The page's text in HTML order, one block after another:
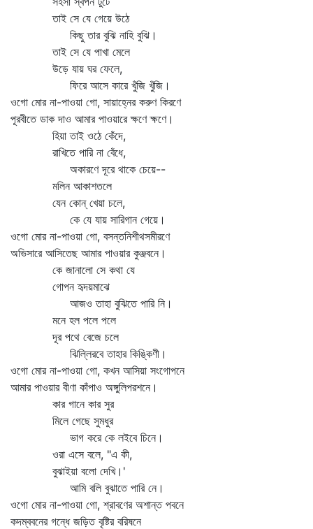
তাই সে যে গেয়ে উঠে
কিছু তার বুঝি নাহি বুঝি।
তাই সে যে পাখা মেলে
উড়ে যায় ঘর ফেলে,
ফিরে আসে কারে খুঁজি খুঁজি।
ওগো মোর না-পাওয়া গো, সায়াহ্নের করুণ কিরণে
পূরবীতে ডাক দাও আমার পাওয়ারে ক্ষণে ক্ষণে।
হিয়া তাই ওঠে কেঁদে,
রাখিতে পারি না বেঁধে,
অকারণে দূরে থাকে চেয়ে--
মলিন আকাশতলে
যেন কোন্‌ খেয়া চলে,
কে যে যায় সারিগান গেয়ে।
ওগো মোর না-পাওয়া গো, বসন্তনিশীথসমীরণে
অভিসারে আসিতেছ আমার পাওয়ার কুঞ্জবনে।
কে জানালো সে কথা যে
গোপন হৃদয়মাঝে
আজও তাহা বুঝিতে পারি নি।
মনে হল পলে পলে
দূর পথে বেজে চলে
ঝিল্লিরবে তাহার কিঙ্কিণী।
ওগো মোর না-পাওয়া গো, কখন আসিয়া সংগোপনে
আমার পাওয়ার বীণা কাঁপাও অঙ্গুলিপরশনে।
কার গানে কার সুর
মিলে গেছে সুমধুর
ভাগ করে কে লইবে চিনে।
ওরা এসে বলে, "এ কী,
বুঝাইয়া বলো দেখি।'
আমি বলি বুঝাতে পারি নে।
ওগো মোর না-পাওয়া গো, শ্রাবণের অশান্ত পবনে
কদম্ববনের গন্ধে জড়িত বৃষ্টির বরিষনে